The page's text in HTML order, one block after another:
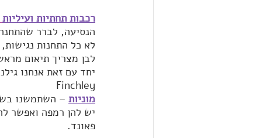
רכבות תחתיות ועיליות
הנסיעה, לברר
לא כל התחנות
לבן מצריך תיאום
Finchley
מוניות – השתמשנו
פאונד.